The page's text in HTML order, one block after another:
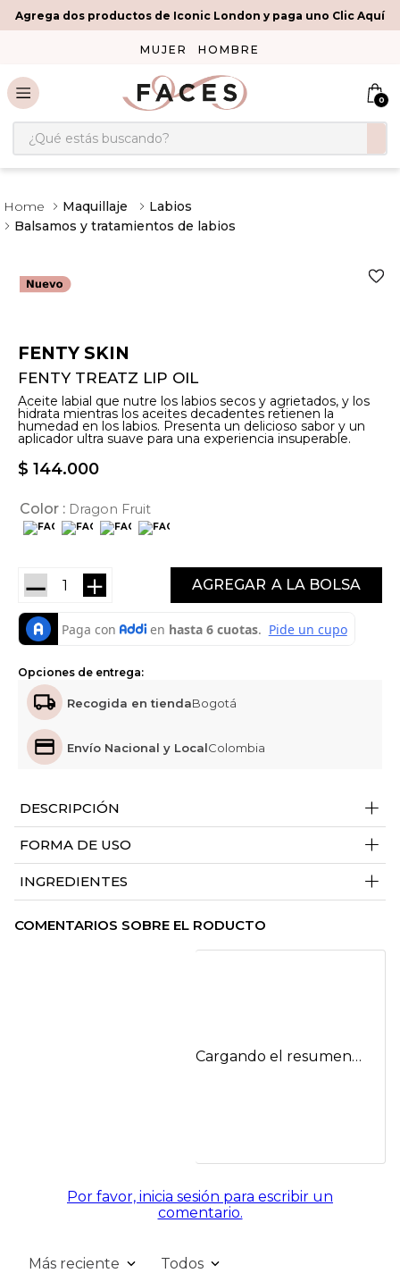
Agrega dos productos de Iconic London y paga uno Clic Aquí
MUJER HOMBRE
0
¿Qué estás buscando?
Maquillaje
Labios
Balsamos y tratamientos de labios
FENTY SKIN
FENTY TREATZ LIP OIL
Aceite labial que nutre los labios secos y agrietados, y los
hidrata mientras los aceites decadentes retienen la
humedad en los labios. Presenta un delicioso sabor y un
aplicador ultra suave para una experiencia insuperable.
$ 144.000
Color Dragon Fruit
＋
－ AGREGAR
Opciones de entrega:
Recogida en tiendaBogotá
Envío Nacional y LocalColombia
DESCRIPCIÓN +
FORMA DE USO +
INGREDIENTES +
COMENTARIOS SOBRE EL RODUCTO
Cargando el resumen…
Por favor, inicia sesión para escribir un
comentario.
Más reciente Todos